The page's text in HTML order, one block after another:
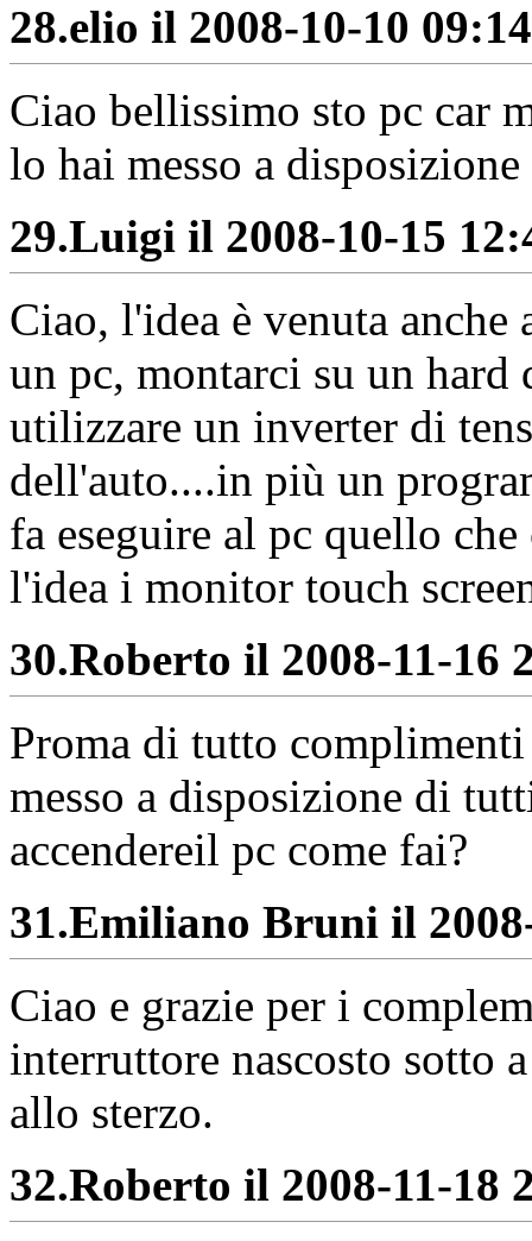
28.elio il 2008-10-10
Ciao bellissimo sto pc car
lo hai messo a disposizione
29.Luigi il 2008-10-15
Ciao, l'idea è venuta anche
un pc, montarci su un
utilizzare un inverter di
dell'auto....in più un
fa eseguire al pc quello
l'idea i monitor touch
30.Roberto il 2008-11-16
Proma di tutto
messo a disposizione di
accendereil pc come fai?
31.Emiliano Bruni il
Ciao e grazie per i
interruttore nascosto sotto
allo sterzo.
32.Roberto il 2008-11-18